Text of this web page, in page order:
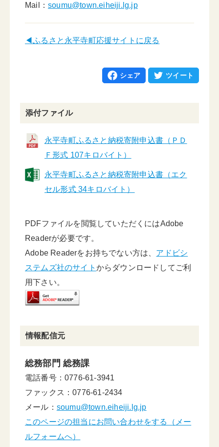
Mail： soumu@town.eiheiji.lg.jp
◀ふるさと永平寺町応援サイトに戻る
シェア ツイート
添付ファイル
永平寺町ふるさと納税寄附申込書（ＰＤ
Ｆ形式 107キロバイト）
永平寺町ふるさと納税寄附申込書（エク
セル形式 34キロバイト）
PDFファイルを閲覧していただくにはAdobe
Readerが必要です。
Adobe Readerをお持ちでない方は、 アドビシ
ステムズ社のサイト からダウンロードしてご利
用下さい。
情報配信元
総務部門 総務課
電話番号：0776-61-3941
ファックス：0776-61-2434
メール： soumu@town.eiheiji.lg.jp
このページの担当にお問い合わせをする（メー
ルフォームへ）